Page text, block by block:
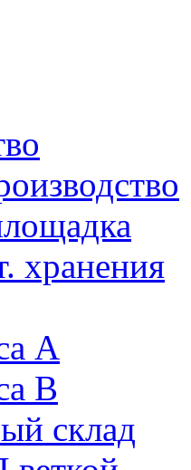
хранения
A
B
склад